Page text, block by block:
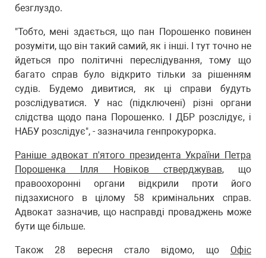
безглуздо.
"Тобто, мені здається, що пан Порошенко повинен
розуміти, що він такий самий, як і інші. І тут точно не
йдеться про політичні переслідування, тому що
багато справ було відкрито тільки за рішенням
судів. Будемо дивитися, як ці справи будуть
розслідуватися. У нас (підключені) різні органи
слідства щодо пана Порошенко. І ДБР розслідує, і
НАБУ розслідує", - зазначила генпрокурорка.
Раніше адвокат п'ятого президента України Петра
Порошенка Ілля Новіков стверджував, що
правоохоронні органи відкрили проти його
підзахисного в цілому 58 кримінальних справ.
Адвокат зазначив, що насправді проваджень може
бути ще більше.
Також 28 вересня стало відомо, що Офіс